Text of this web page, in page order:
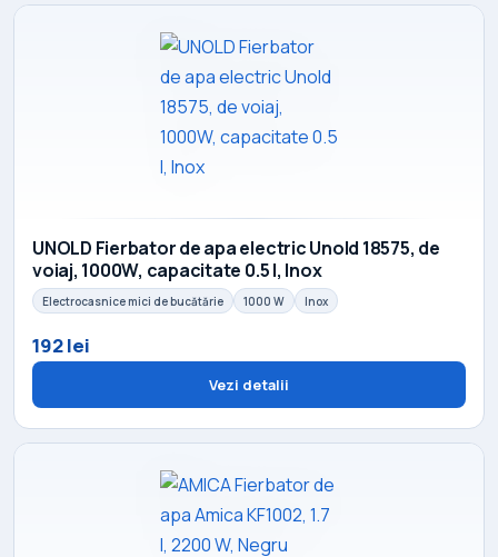
UNOLD Fierbator de apa electric Unold 18575, de
voiaj, 1000W, capacitate 0.5 l, Inox
Electrocasnice mici de bucătărie 1000 W Inox
192 lei
Vezi detalii